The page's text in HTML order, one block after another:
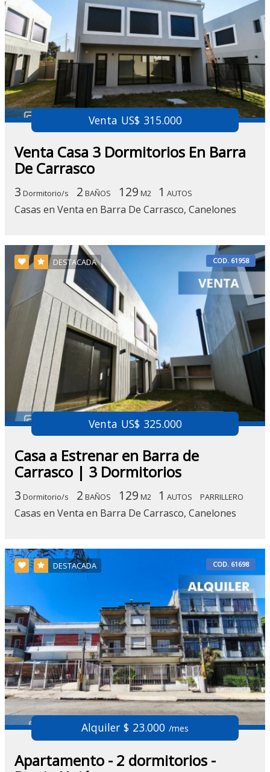
Venta US$ 315.000
Venta Casa 3 Dormitorios En Barra
De Carrasco
3 Dormitorio/s 2 BAÑOS 129 M2 1 AUTOS
Casas en Venta en Barra De Carrasco, Canelones
DESTACADA COD. 61958
Venta US$ 325.000
Casa a Estrenar en Barra de
Carrasco | 3 Dormitorios
3 Dormitorio/s 2 BAÑOS 129 M2 1 AUTOS PARRILLERO
Casas en Venta en Barra De Carrasco, Canelones
DESTACADA COD. 61698
Alquiler $ 23.000 /mes
Apartamento - 2 dormitorios -